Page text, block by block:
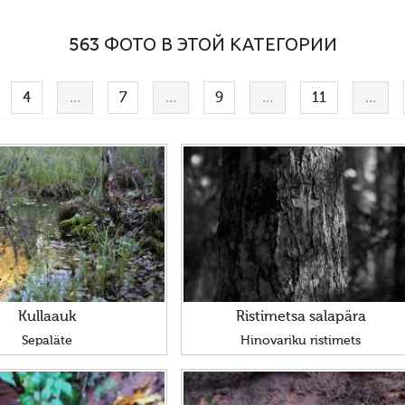
563 ФОТО В ЭТОЙ КАТЕГОРИИ
4 … 7 … 9 … 11 …
Kullaauk
Sepaläte
Ristimetsa salapära
Hinovariku ristimets